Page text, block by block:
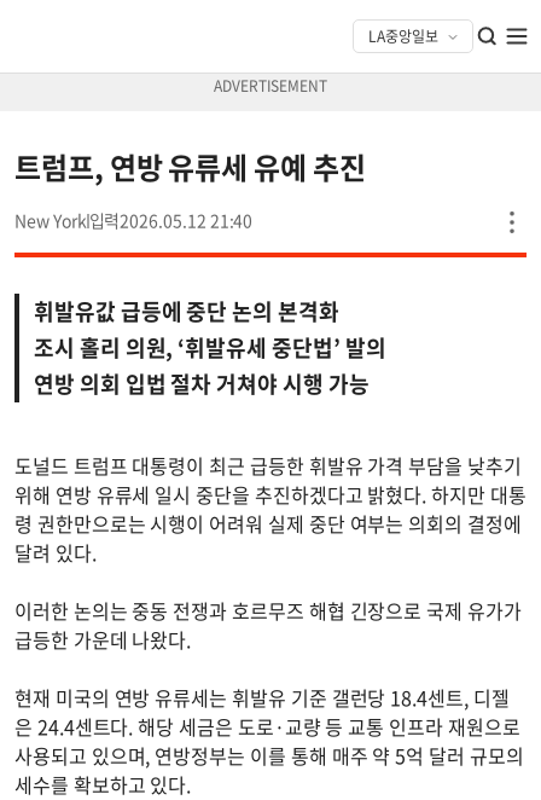
트럼프, 연방 유류세 유예 추진
New York 2026.05.12 21:40
휘발유값 급등에 중단 논의 본격화
조시 홀리 의원, ‘휘발유세 중단법’ 발의
연방 의회 입법 절차 거쳐야 시행 가능
도널드 트럼프 대통령이 최근 급등한 휘발유 가격 부담을 낮추기
위해 연방 유류세 일시 중단을 추진하겠다고 밝혔다. 하지만 대통
령 권한만으로는 시행이 어려워 실제 중단 여부는 의회의 결정에
달려 있다.
이러한 논의는 중동 전쟁과 호르무즈 해협 긴장으로 국제 유가가
급등한 가운데 나왔다.
현재 미국의 연방 유류세는 휘발유 기준 갤런당 18.4센트, 디젤
은 24.4센트다. 해당 세금은 도로·교량 등 교통 인프라 재원으로
사용되고 있으며, 연방정부는 이를 통해 매주 약 5억 달러 규모의
세수를 확보하고 있다.